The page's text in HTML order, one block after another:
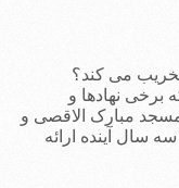
می کند؟
برخی نهادها و
مبارک الاقصی و
آینده ارائه